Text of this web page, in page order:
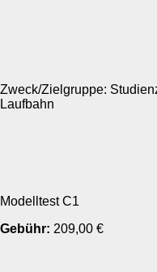
Zweck/Zielgruppe:
Laufbahn
Modelltest C1
Gebühr: 209,00 €